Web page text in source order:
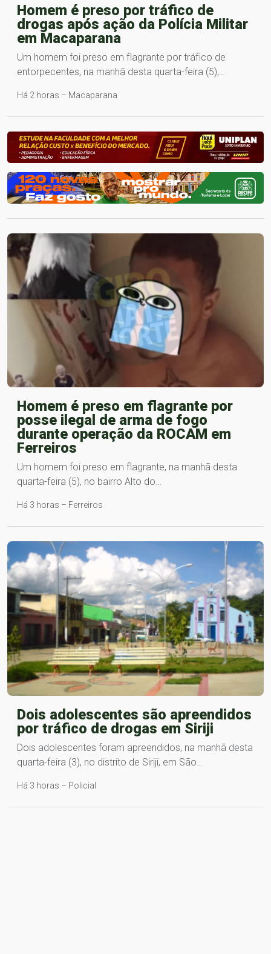
Homem é preso por tráfico de
drogas após ação da Polícia Militar
em Macaparana
Um homem foi preso em flagrante por tráfico de
entorpecentes, na manhã desta quarta-feira (5),…
Há 2 horas – Macaparana
Homem é preso em flagrante por
posse ilegal de arma de fogo
durante operação da ROCAM em
Ferreiros
Um homem foi preso em flagrante, na manhã desta
quarta-feira (5), no bairro Alto do…
Há 3 horas – Ferreiros
Dois adolescentes são apreendidos
por tráfico de drogas em Siriji
Dois adolescentes foram apreendidos, na manhã desta
quarta-feira (3), no distrito de Siriji, em São…
Há 3 horas – Policial